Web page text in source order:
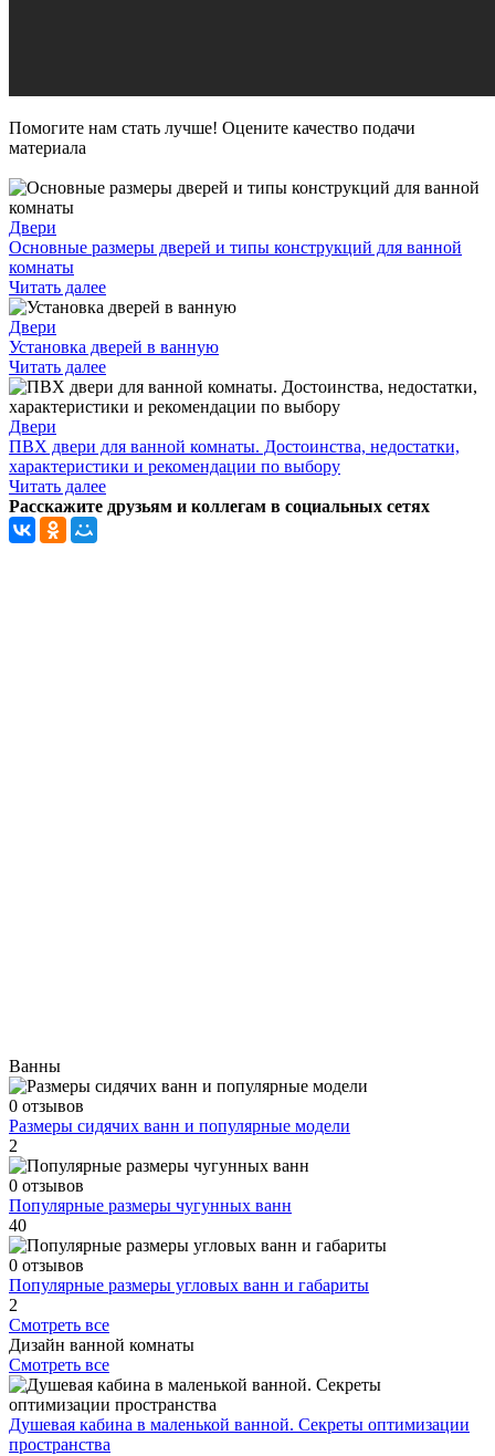
Помогите нам стать лучше! Оцените качество подачи
материала
Двери
Основные размеры дверей и типы конструкций для ванной
комнаты
Читать далее
Двери
Установка дверей в ванную
Читать далее
Двери
ПВХ двери для ванной комнаты. Достоинства, недостатки,
характеристики и рекомендации по выбору
Читать далее
Расскажите друзьям и коллегам в социальных сетях
Ванны
0 отзывов
Размеры сидячих ванн и популярные модели
2
0 отзывов
Популярные размеры чугунных ванн
40
0 отзывов
Популярные размеры угловых ванн и габариты
2
Смотреть все
Дизайн ванной комнаты
Смотреть все
Душевая кабина в маленькой ванной. Секреты оптимизации
пространства